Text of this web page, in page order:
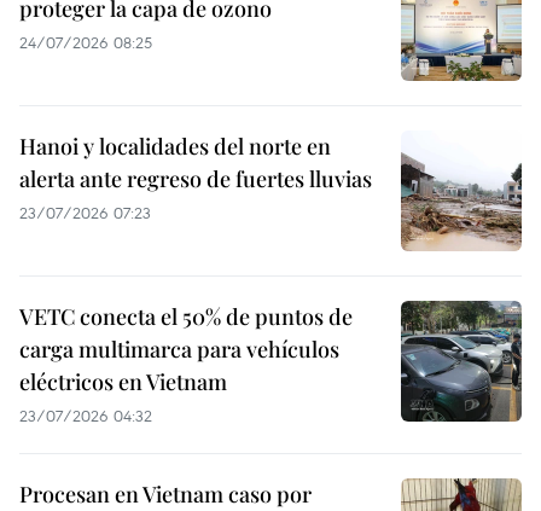
proteger la capa de ozono
24/07/2026 08:25
Hanoi y localidades del norte en
alerta ante regreso de fuertes lluvias
23/07/2026 07:23
VETC conecta el 50% de puntos de
carga multimarca para vehículos
eléctricos en Vietnam
23/07/2026 04:32
Procesan en Vietnam caso por